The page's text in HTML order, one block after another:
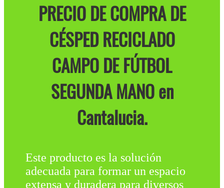
PRECIO DE COMPRA DE
CÉSPED RECICLADO
CAMPO DE FÚTBOL
SEGUNDA MANO en
Cantalucia.
Este producto es la solución
adecuada para formar un espacio
extensa y duradera para diversos